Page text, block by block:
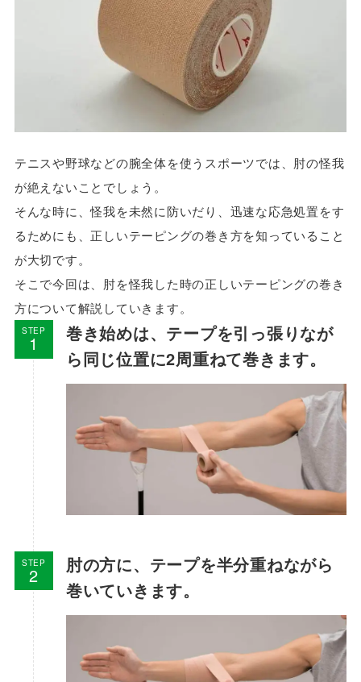
テニスや野球などの腕全体を使うスポーツでは、肘の怪我
が絶えないことでしょう。
そんな時に、怪我を未然に防いだり、迅速な応急処置をす
るためにも、正しいテーピングの巻き方を知っていること
が大切です。
そこで今回は、肘を怪我した時の正しいテーピングの巻き
方について解説していきます。
STEP
巻き始めは、テープを引っ張りなが
ら同じ位置に2周重ねて巻きます。
STEP
肘の方に、テープを半分重ねながら
巻いていきます。